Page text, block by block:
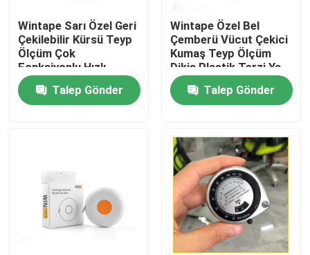
Ev
Hakkımızda
Fabrika turu
Wintape Sarı Özel Geri
Çekilebilir Kürsü Teyp
Ölçüm Çok
Fonksiyonlu Hızlı
Erişim Kesin Fitness
Ölçüm TeypTalep Gönder
Wintape Özel Bel
Çemberü Vücut Çekici
Kumaş Teyp Ölçüm
Dikiş Plastik Terzi Ya
da Fitness Ölçüm Teyp
Talep Gönder